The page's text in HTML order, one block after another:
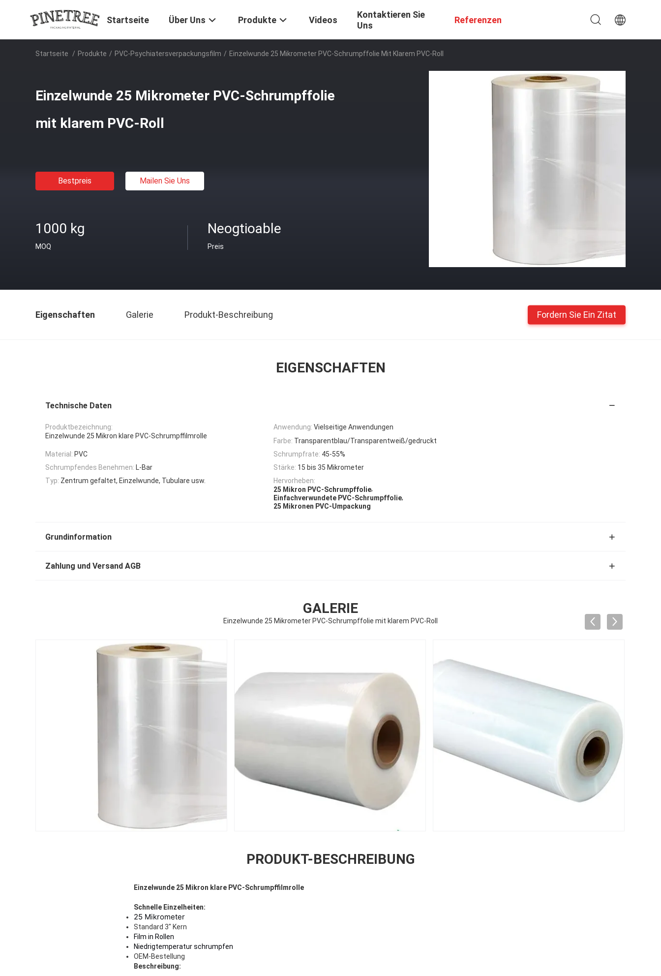
Startseite Über Uns Produkte Videos
Kontaktieren Sie
Uns
Referenzen
Startseite / Produkte / PVC-Psychiatersverpackungsfilm / Einzelwunde 25 Mikrometer PVC-Schrumpffolie Mit Klarem PVC-Roll
Einzelwunde 25 Mikrometer PVC-Schrumpffolie
mit klarem PVC-Roll
Bestpreis Mailen Sie Uns
1000 kg
MOQ
Neogtioable
Preis
Eigenschaften Galerie Produkt-Beschreibung Fordern Sie Ein Zitat
EIGENSCHAFTEN
Technische Daten
Produktbezeichnung:
Einzelwunde 25 Mikron klare PVC-Schrumpffilmrolle
Anwendung: Vielseitige Anwendungen
Farbe: Transparentblau/Transparentweiß/gedruckt
Material: PVC Schrumpfrate: 45-55%
Schrumpfendes Benehmen: L-Bar Stärke: 15 bis 35 Mikrometer
Typ: Zentrum gefaltet, Einzelwunde, Tubulare usw.
Hervorheben:
25 Mikron PVC-Schrumpffolie,
Einfachverwundete PVC-Schrumpffolie,
25 Mikronen PVC-Umpackung
Grundinformation
Zahlung und Versand AGB
GALERIE
Einzelwunde 25 Mikrometer PVC-Schrumpffolie mit klarem PVC-Roll
PRODUKT-BESCHREIBUNG
Einzelwunde 25 Mikron klare PVC-Schrumpffilmrolle
Schnelle Einzelheiten:
25 Mikrometer
Standard 3" Kern
Film in Rollen
Niedrigtemperatur schrumpfen
OEM-Bestellung
Beschreibung: